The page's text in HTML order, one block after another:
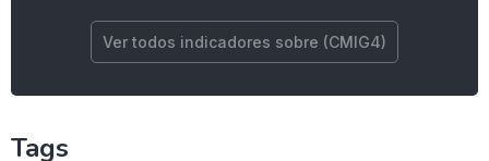
Ver todos indicadores sobre (CMIG4)
Tags